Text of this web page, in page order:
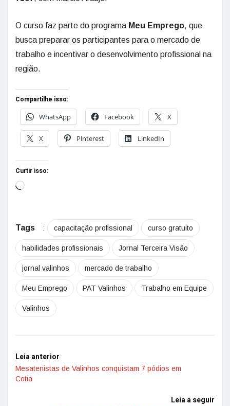
O curso faz parte do programa Meu Emprego, que
busca preparar os participantes para o mercado de
trabalho e incentivar o desenvolvimento profissional na
região.
Compartilhe isso:
WhatsApp
Facebook X
X Pinterest LinkedIn
Curtir isso:
Tags : capacitação profissional curso gratuito
habilidades profissionais Jornal Terceira Visão
jornal valinhos mercado de trabalho
Meu Emprego PAT Valinhos Trabalho em Equipe
Valinhos
Leia anterior
Mesatenistas de Valinhos conquistam 7 pódios em
Cotia
Leia a seguir